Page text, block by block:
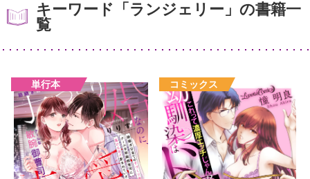
キーワード「ランジェリー」の書籍一
覧